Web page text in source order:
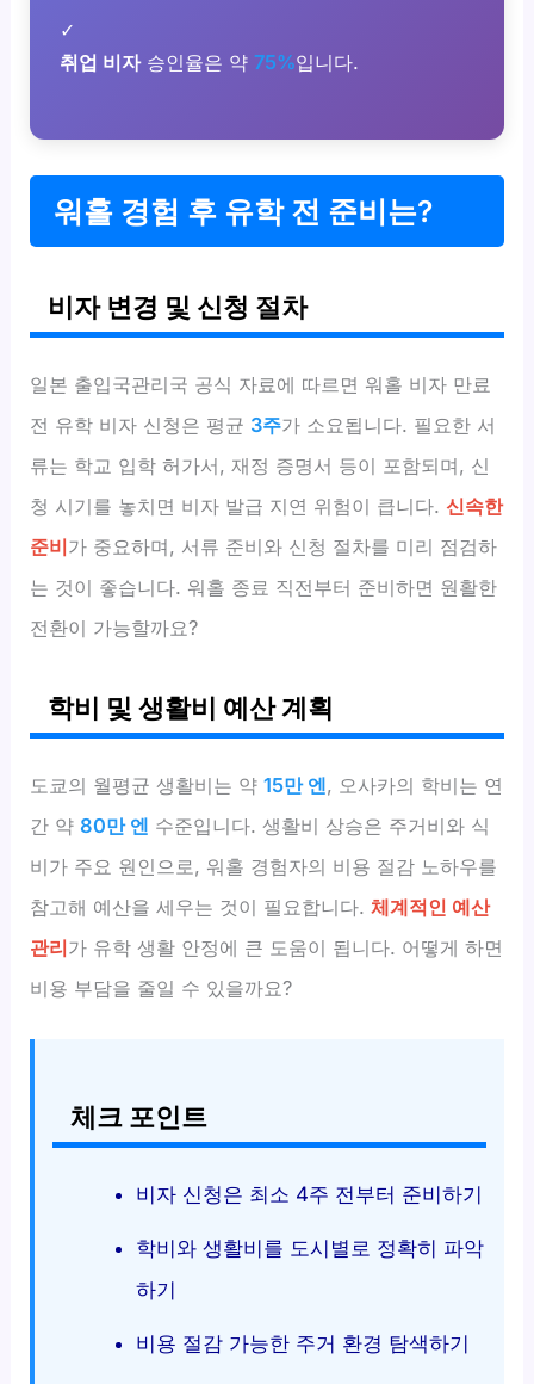
✓
취업 비자승인율은 약75%입니다.
워홀 경험 후 유학 전 준비는?
비자 변경 및 신청 절차
일본 출입국관리국 공식 자료에 따르면 워홀 비자 만료
전 유학 비자 신청은 평균 3주가 소요됩니다. 필요한 서
류는 학교 입학 허가서, 재정 증명서 등이 포함되며, 신
청 시기를 놓치면 비자 발급 지연 위험이 큽니다.신속한
준비가 중요하며, 서류 준비와 신청 절차를 미리 점검하
는 것이 좋습니다. 워홀 종료 직전부터 준비하면 원활한
전환이 가능할까요?
학비 및 생활비 예산 계획
도쿄의 월평균 생활비는 약15만 엔, 오사카의 학비는 연
간 약80만 엔 수준입니다. 생활비 상승은 주거비와 식
비가 주요 원인으로, 워홀 경험자의 비용 절감 노하우를
참고해 예산을 세우는 것이 필요합니다.체계적인 예산
관리가 유학 생활 안정에 큰 도움이 됩니다. 어떻게 하면
비용 부담을 줄일 수 있을까요?
체크 포인트
비자 신청은 최소 4주 전부터 준비하기
학비와 생활비를 도시별로 정확히 파악
하기
비용 절감 가능한 주거 환경 탐색하기